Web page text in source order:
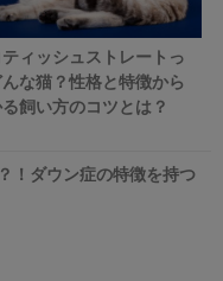
ィッシュストレートっ
な猫？性格と特徴から
飼い方のコツとは？
！ダウン症の特徴を持つ